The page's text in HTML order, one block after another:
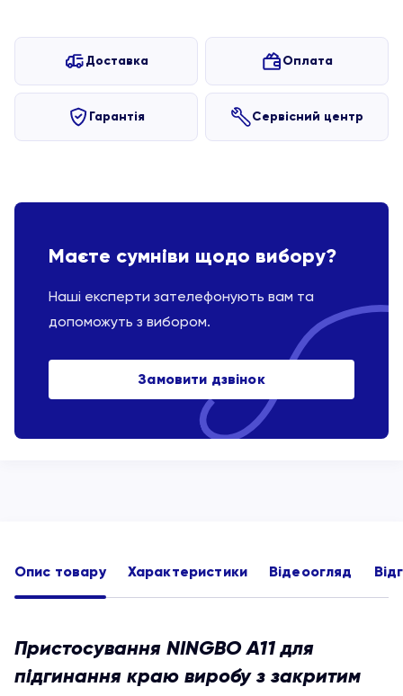
Доставка Оплата
Гарантія Сервісний центр
Маєте сумніви щодо вибору?
Наші експерти зателефонують вам та
допоможуть з вибором.
Замовити дзвінок
Опис товару Характеристики Відеоогляд
Пристосування NINGBO A11 для
підгинання краю виробу з закритим